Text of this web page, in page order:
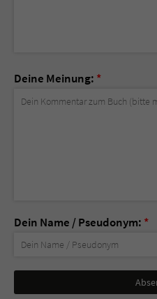
Deine Meinung: *
Dein Name / Pseudonym: *
Nicht
ausfüllen!